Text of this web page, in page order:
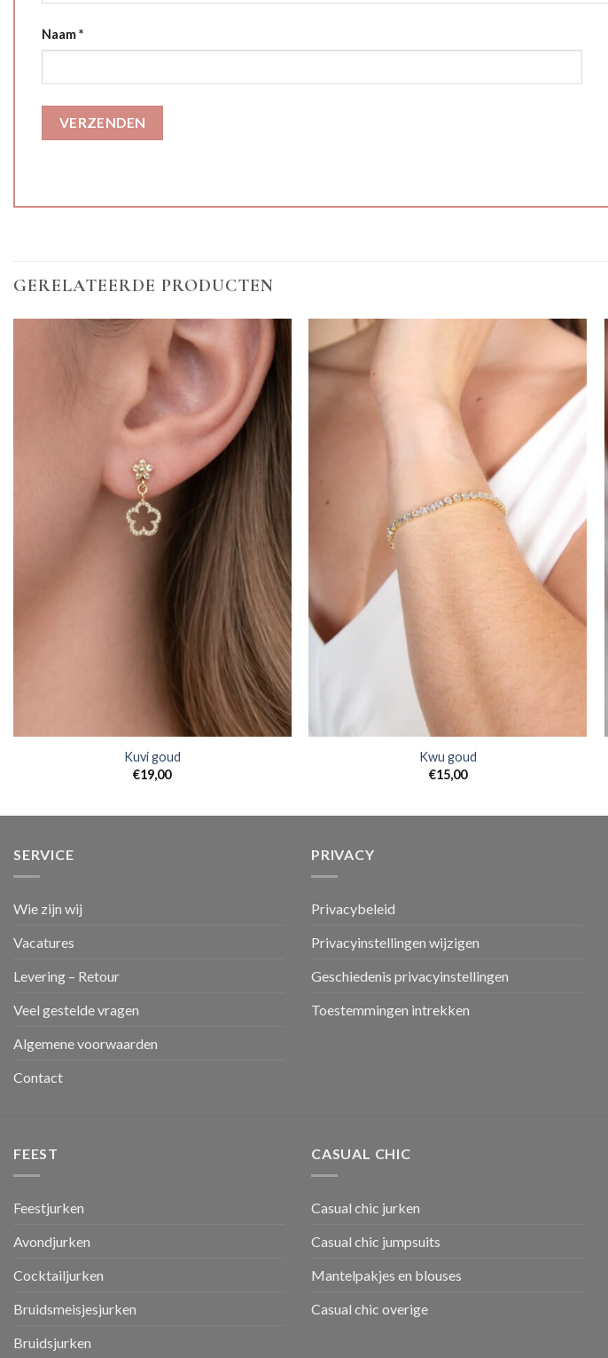
Naam*
GERELATEERDE PRODUCTEN
Kuvi goud
€19,00
Kwu goud
€15,00
SERVICE
Wie zijn wij
Vacatures
Levering – Retour
Veel gestelde vragen
Algemene voorwaarden
Contact
PRIVACY
Privacybeleid
Privacyinstellingen wijzigen
Geschiedenis privacyinstellingen
Toestemmingen intrekken
FEEST
Feestjurken
Avondjurken
Cocktailjurken
Bruidsmeisjesjurken
Bruidsjurken
CASUAL CHIC
Casual chic jurken
Casual chic jumpsuits
Mantelpakjes en blouses
Casual chic overige